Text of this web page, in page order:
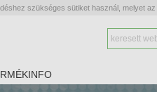
szükséges sütiket használ, melyet az